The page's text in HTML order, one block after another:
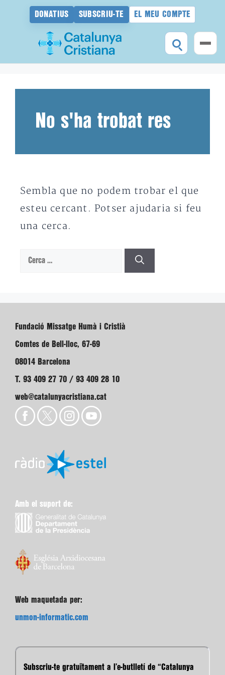
DONATIUS SUBSCRIU-TE EL MEU COMPTE
No s'ha trobat res
Sembla que no podem trobar el que
esteu cercant. Potser ajudaria si feu
una cerca.
Cerca:
Fundació Missatge Humà i Cristià
Comtes de Bell-lloc, 67-69
08014 Barcelona
T. 93 409 27 70 / 93 409 28 10
web@catalunyacristiana.cat
Amb el suport de:
Web maquetada per:
unmon-informatic.com
Subscriu-te gratuïtament a l’e-butlletí de “Catalunya